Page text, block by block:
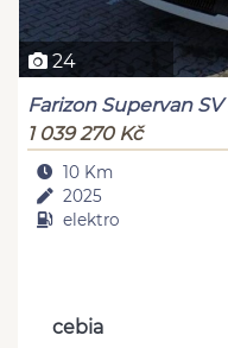
24
Farizon Supervan SV
1 039 270 Kč
10 Km
2025
elektro
cebia